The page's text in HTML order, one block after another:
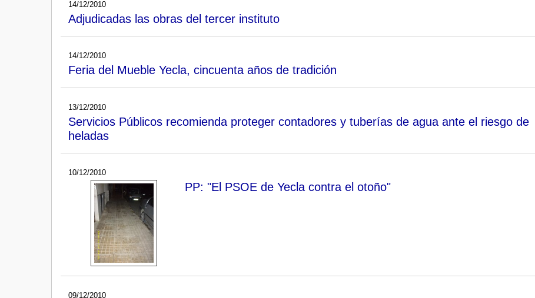
14/12/2010
Adjudicadas las obras del tercer instituto
14/12/2010
Feria del Mueble Yecla, cincuenta años de tradición
13/12/2010
Servicios Públicos recomienda proteger contadores y tuberías de agua ante el riesgo de
heladas
10/12/2010
PP: "El PSOE de Yecla contra el otoño"
09/12/2010